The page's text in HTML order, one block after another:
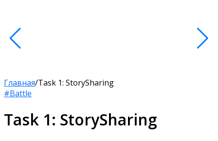
Главная/Task 1: StorySharing
#Battle
Task 1: StorySharing